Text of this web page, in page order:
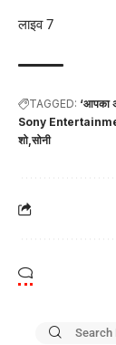
लाइव 7
TAGGED: ‘आपका
Sony
शो सोनी